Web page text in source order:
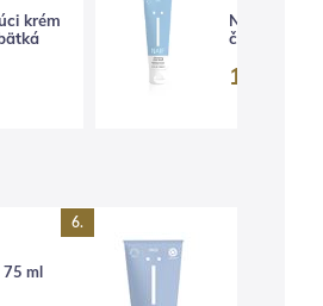
krém
NAÏF
čistiaci gél
16,54 €
ml
6.